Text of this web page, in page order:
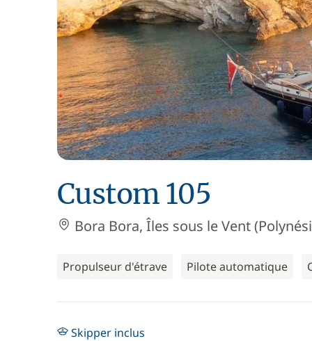
Custom 105
Bora Bora, Îles sous le Vent
Propulseur d'étrave Pilote automatique
Skipper inclus